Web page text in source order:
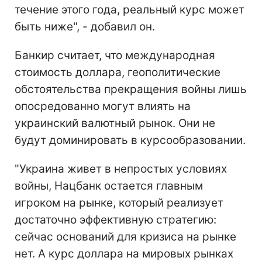
течение этого года, реальный курс может
быть ниже", - добавил он.
Банкир считает, что международная
стоимость доллара, геополитические
обстоятельства прекращения войны лишь
опосредованно могут влиять на
украинский валютный рынок. Они не
будут доминировать в курсообразовании.
"Украина живет в непростых условиях
войны, Нацбанк остается главным
игроком на рынке, который реализует
достаточно эффективную стратегию:
сейчас оснований для кризиса на рынке
нет. А курс доллара на мировых рынках